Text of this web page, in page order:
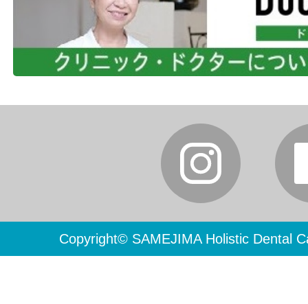
Copyright© SAMEJIMA Holistic Dental